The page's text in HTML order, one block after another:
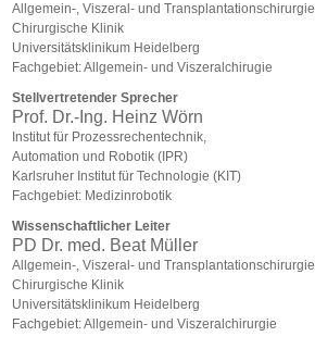
Allgemein-, Viszeral- und Transplantationschirurgie
Chirurgische Klinik
Universitätsklinikum Heidelberg
Fachgebiet: Allgemein- und Viszeralchirugie
Stellvertretender Sprecher
Prof. Dr.-Ing. Heinz Wörn
Institut für Prozessrechentechnik,
Automation und Robotik (IPR)
Karlsruher Institut für Technologie (KIT)
Fachgebiet: Medizinrobotik
Wissenschaftlicher Leiter
PD Dr. med. Beat Müller
Allgemein-, Viszeral- und Transplantationschirurgie
Chirurgische Klinik
Universitätsklinikum Heidelberg
Fachgebiet: Allgemein- und Viszeralchirurgie